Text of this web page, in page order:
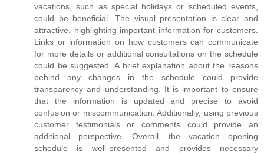
vacations, such as special holidays or scheduled events,
could be beneficial. The visual presentation is clear and
attractive, highlighting important information for customers.
Links or information on how customers can communicate
for more details or additional consultations on the schedule
could be suggested. A brief explanation about the reasons
behind any changes in the schedule could provide
transparency and understanding. It is important to ensure
that the information is updated and precise to avoid
confusion or miscommunication. Additionally, using previous
customer testimonials or comments could provide an
additional perspective. Overall, the vacation opening
schedule is well-presented and provides necessary